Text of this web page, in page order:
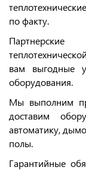
по факту.
вам выгодные
оборудования.
Мы выполним
доставим
автоматику,
полы.
Гарантийные